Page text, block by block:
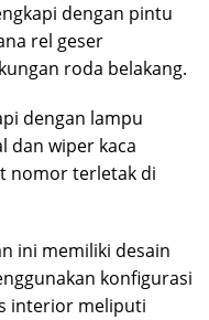
dengan pintu
rel geser
roda belakang.
dengan lampu
dan wiper kaca
nomor terletak di
ini memiliki desain
konfigurasi
interior meliputi